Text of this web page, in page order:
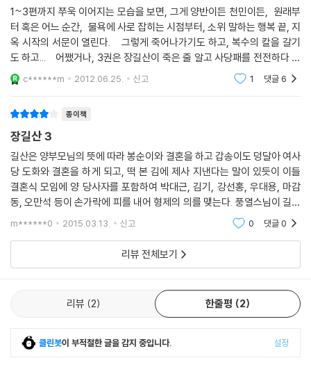
1~3편까지 쭈욱 이어지는 모습을 보면, 그게 양반이든 천민이든, 원래부
터 혹은 어느 순간, 물욕에 사로 잡히는 시점부터, 소위 말하는 행복 끝, 지
옥 시작의 서문이 열린다. 그렇게 죽어나가기도 하고, 복수의 칼을 갈기
도 하고... 어쨌거나, 3권은 장길산이 죽은 줄 알고 사당패를 전전하다 구
설수(?)에 휘말리게 되는 묘옥의 이야기가 주를 이룬다. 그 와중에 조금 재
수
c******m 2012.06.25. 신고 1 댓글6
종이책
장길산 3
길산은 양부모님의 뜻에 따라 봉순이와 결혼을 하고 갑송이도 덩달아 여사
당 도화와 결혼을 하게 되고, 떡 본 김에 제사 지낸다는 말이 있듯이 이들
결혼식 모임에 양 당사자를 포함하여 박대근, 김기, 강선홍, 우대용, 마감
동, 오만석 등이 손가락에 피를 내어 형제의 의를 맺는다. 풍열스님이 길산
에게 유마거사와 같은 사람이 되어 중생을 사랑하라고 하면서 금강산의 운
m******0 2015.03.13. 신고 0 댓글0
리뷰 전체보기
리뷰 2 한줄평 2
클린봇이 부적절한 글을 감지 중입니다. 설정